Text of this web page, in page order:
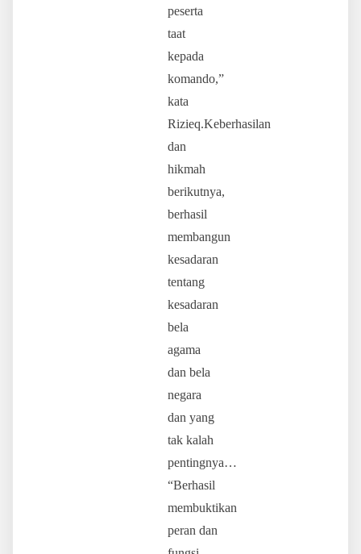
peserta
taat
kepada
komando,”
kata
Rizieq.Keberhasilan
dan
hikmah
berikutnya,
berhasil
membangun
kesadaran
tentang
kesadaran
bela
agama
dan bela
negara
dan yang
tak kalah
pentingnya…
“Berhasil
membuktikan
peran dan